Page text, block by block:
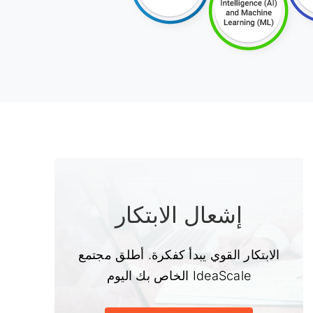
إشعال الابتكار
الابتكار القوي يبدأ كفكرة. أطلق مجتمع
IdeaScale الخاص بك اليوم